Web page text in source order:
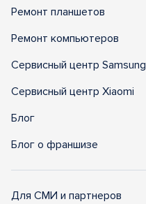
Ремонт планшетов
Ремонт компьютеров
Сервисный центр Samsung
Сервисный центр Xiaomi
Блог
Блог о франшизе
Для СМИ и партнеров